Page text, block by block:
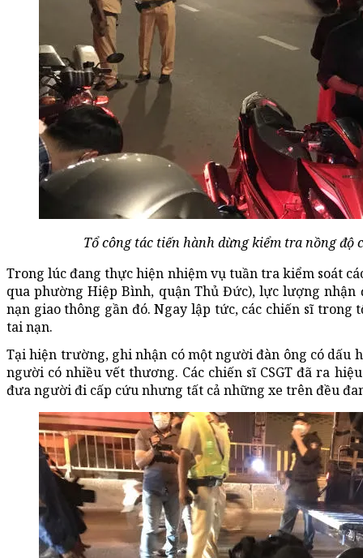
Tổ công tác tiến hành dừng kiểm tra nồng độ
Trong lúc đang thực hiện nhiệm vụ tuần tra kiểm soát
qua phường Hiệp Bình, quận Thủ Đức), lực lượng
nạn giao thông gần đó. Ngay lập tức, các chiến sĩ
tai nạn.
Tại hiện trường, ghi nhận có một người đàn ông có dấu
người có nhiều vết thương. Các chiến sĩ CSGT đã ra
đưa người đi cấp cứu nhưng tất cả những xe trên đều